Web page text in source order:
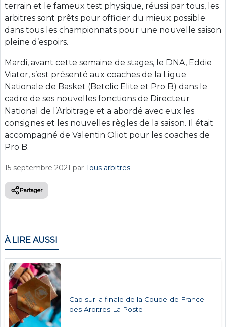
terrain et le fameux test physique, réussi par tous, les
arbitres sont prêts pour officier du mieux possible
dans tous les championnats pour une nouvelle saison
pleine d’espoirs.
Mardi, avant cette semaine de stages, le DNA, Eddie
Viator, s’est présenté aux coaches de la Ligue
Nationale de Basket (Betclic Elite et Pro B) dans le
cadre de ses nouvelles fonctions de Directeur
National de l’Arbitrage et a abordé avec eux les
consignes et les nouvelles règles de la saison. Il était
accompagné de Valentin Oliot pour les coaches de
Pro B.
15 septembre 2021 par Tous arbitres
Partager
À LIRE AUSSI
Cap sur la finale de la Coupe de France
des Arbitres La Poste